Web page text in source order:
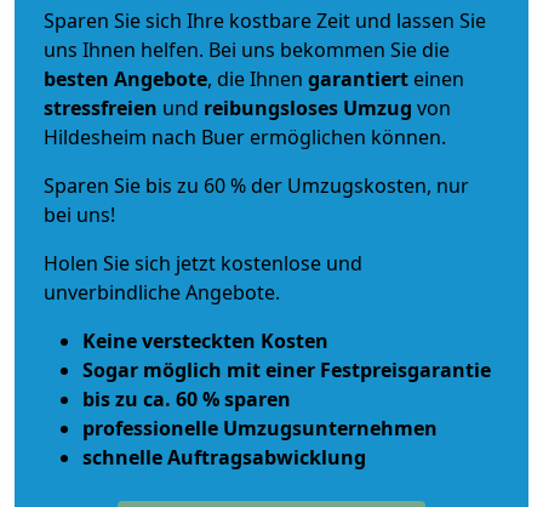
Sparen Sie sich Ihre kostbare Zeit und lassen Sie
uns Ihnen helfen. Bei uns bekommen Sie die
besten Angebote, die Ihnen garantiert einen
stressfreien und reibungsloses Umzug von
Hildesheim nach Buer ermöglichen können.
Sparen Sie bis zu 60 % der Umzugskosten, nur
bei uns!
Holen Sie sich jetzt kostenlose und
unverbindliche Angebote.
Keine versteckten Kosten
Sogar möglich mit einer Festpreisgarantie
bis zu ca. 60 % sparen
professionelle Umzugsunternehmen
schnelle Auftragsabwicklung